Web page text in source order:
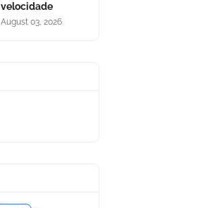
velocidade
August 03, 2026